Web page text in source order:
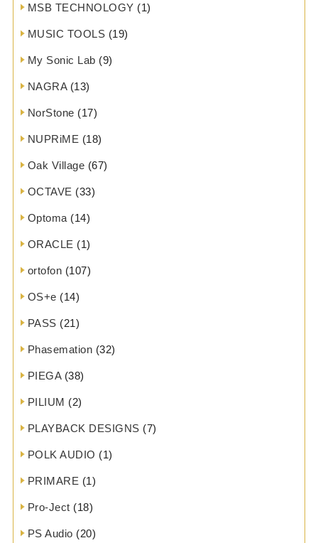
MSB TECHNOLOGY (1)
MUSIC TOOLS (19)
My Sonic Lab (9)
NAGRA(13)
NorStone (17)
NUPRiME (18)
Oak Village (67)
OCTAVE (33)
Optoma (14)
ORACLE (1)
ortofon (107)
OS+e (14)
PASS (21)
Phasemation (32)
PIEGA(38)
PILIUM (2)
PLAYBACK DESIGNS (7)
POLK AUDIO (1)
PRIMARE (1)
Pro-Ject (18)
PS Audio (20)